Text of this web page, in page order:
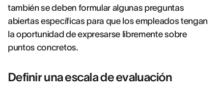
también se deben formular algunas preguntas
abiertas específicas para que los empleados tengan
la oportunidad de expresarse libremente sobre
puntos concretos.
Definir una escala de evaluación